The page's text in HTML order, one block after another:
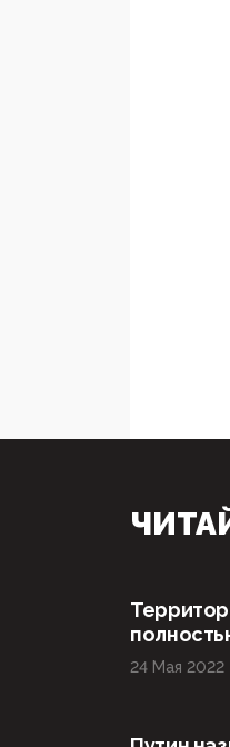
24 Мая 2022